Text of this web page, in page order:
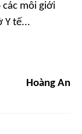
môi giới
Y tế...
Hoàng An